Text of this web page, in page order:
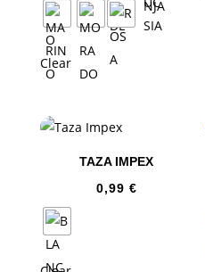
Clear
TAZA IMPEX
0,99 €